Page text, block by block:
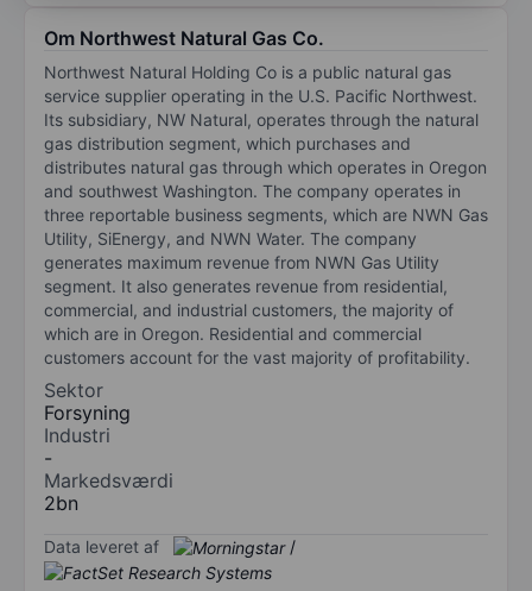
Om Northwest Natural Gas Co.
Northwest Natural Holding Co is a public natural gas
service supplier operating in the U.S. Pacific Northwest.
Its subsidiary, NW Natural, operates through the natural
gas distribution segment, which purchases and
distributes natural gas through which operates in Oregon
and southwest Washington. The company operates in
three reportable business segments, which are NWN Gas
Utility, SiEnergy, and NWN Water. The company
generates maximum revenue from NWN Gas Utility
segment. It also generates revenue from residential,
commercial, and industrial customers, the majority of
which are in Oregon. Residential and commercial
customers account for the vast majority of profitability.
Sektor
Forsyning
Industri
-
Markedsværdi
2bn
Data leveret af /